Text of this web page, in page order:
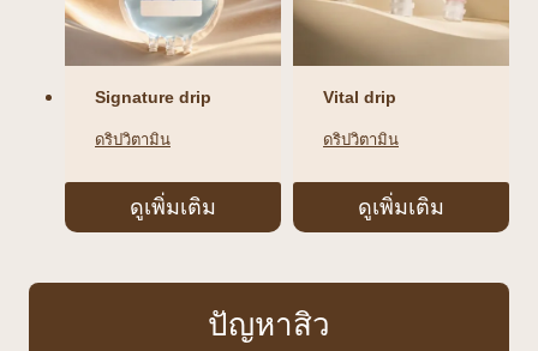
Signature drip
ดริปวิตามิน
ดูเพิ่มเติม
Vital drip
ดริปวิตามิน
ดูเพิ่มเติม
ปัญหาสิว